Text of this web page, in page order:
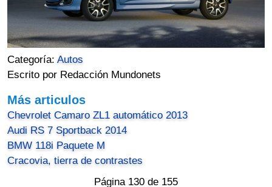
Categoría:Autos
Escrito por Redacción Mundonets
Más articulos
Chevrolet Camaro ZL1 automático 2013
Audi RS 7 Sportback 2014
BMW 118i Paquete M
Cracovia, tierra de contrastes
Página 130 de 155